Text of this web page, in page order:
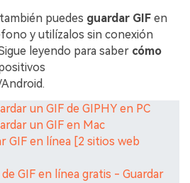
puedes guardar GIF en
y utilízalos sin conexión
leyendo para saber cómo
un GIF de GIPHY en PC
un GIF en Mac
GIF en línea [2 sitios web
GIF en línea gratis - Guardar